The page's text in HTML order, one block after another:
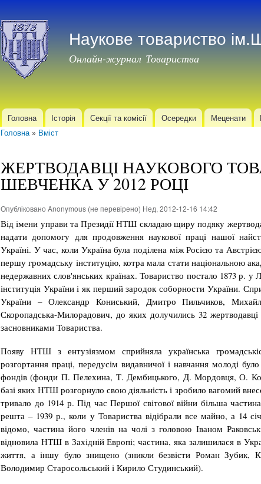
Наукове товариство
Онлайн-журнал Товариства
меню
Головна Історія Секції та комісії Осередки Меценати
Головна» Вміст
ЖЕРТВОДАВЦІ НАУКОВОГО
ШЕВЧЕНКА У 2012 РОЦІ
Опубліковано Anonymous (не перевірено) Нед, 2012-12-16 14:42
Від імени управи та Президії НТШ складаю щиру подяку
надати допомогу для продовження наукової праці нашої
Україні. У час, коли Україна була поділена між Росією та
першу громадську ін­ституцію, котра мала стати національною
недержавних слов'янських країнах. Товариство постало 1873 р. у
інституція України і як перший зародок соборности України.
Укра­їни – Олександр Кониський, Дмитро Пильчиков,
Скоропадська-Милорадович, до яких долучились 32
засновниками Товариства.
Появу НТШ з ентузіязмом сприйняла україн­ська
розгортання праці, передусім видавничої і навчання молоді
фондів (фонди П. Пелехина, Т. Дембицького, Д. Мордовця, О.
базі яких НТШ розгорнуло свою діяльність і зробило вагомий
тривало до 1914 р. Під час Першої сві­тової війни більша
решта – 1939 р., коли у Товари­ства відібрали все майно, а 14
відомо, частина його членів на чолі з головою Іваном
відновила НТШ в Західній Европі; частина, яка залишилася в
життя, а іншу було знищено (зникли безвісти Роман Зубик,
Володимир Старосольський і Кирило Студинський).